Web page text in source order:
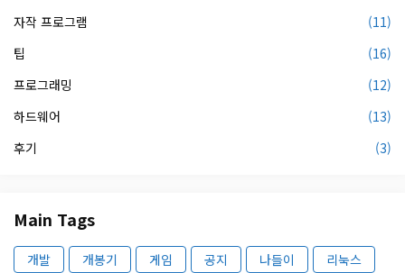
자작 프로그램
(11)
팁
(16)
프로그래밍
(12)
하드웨어
(13)
후기
(3)
Main Tags
개발 개봉기 게임 공지 나들이
리눅스